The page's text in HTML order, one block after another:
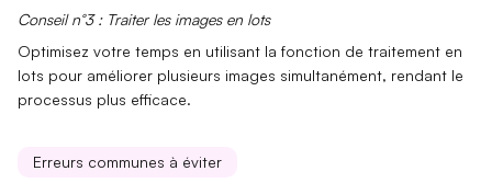
Conseil n°3 : Traiter les images en lots
Optimisez votre temps en utilisant lafonction de traitement en
lots pour améliorer plusieurs images simultanément, rendant le
processus plus efficace.
Erreurs communes à éviter